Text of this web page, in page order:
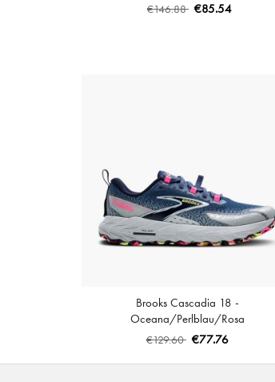
€146.88 €85.54
Brooks Cascadia 18 -
Oceana/Perlblau/Rosa
€129.60 €77.76